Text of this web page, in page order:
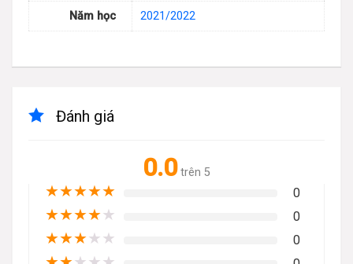
Năm học 2021/2022
Đánh giá
0.0 trên 5
★★★★★ 0
★★★★★ 0
★★★★★ 0